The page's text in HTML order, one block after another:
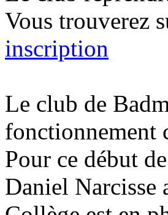
Vous trouverez
inscription
Le club de
fonctionnement
Pour ce début
Daniel Narcisse